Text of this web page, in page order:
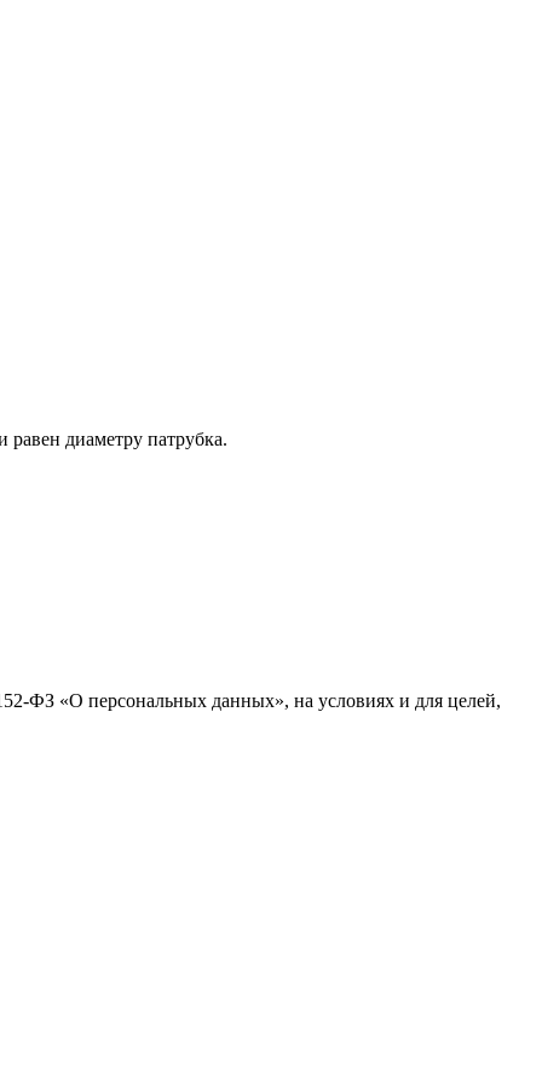
диаметру патрубка.
ФЗ «О персональных данных», на условиях и для целей,